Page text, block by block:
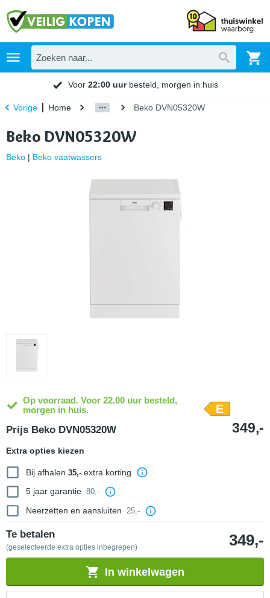
Voor 22:00 uurbesteld, morgen in huis
Vorige Home Beko DVN05320W
Beko DVN05320W
Beko | Beko vaatwassers
Op voorraad. Voor 22.00 uur besteld,
morgen in huis.
E
Prijs Beko DVN05320W 349,-
Extra opties kiezen
Bij afhalen 35,-extra korting
5 jaar garantie 80,-
Neerzetten en aansluiten 25,-
Te betalen
(geselecteerde extra opties inbegrepen) 349,-
In winkelwagen